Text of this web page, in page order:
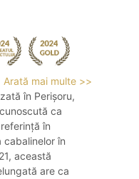
Arată mai multe >>
în Perișoru,
ca
în
cabalinelor în
această
are ca